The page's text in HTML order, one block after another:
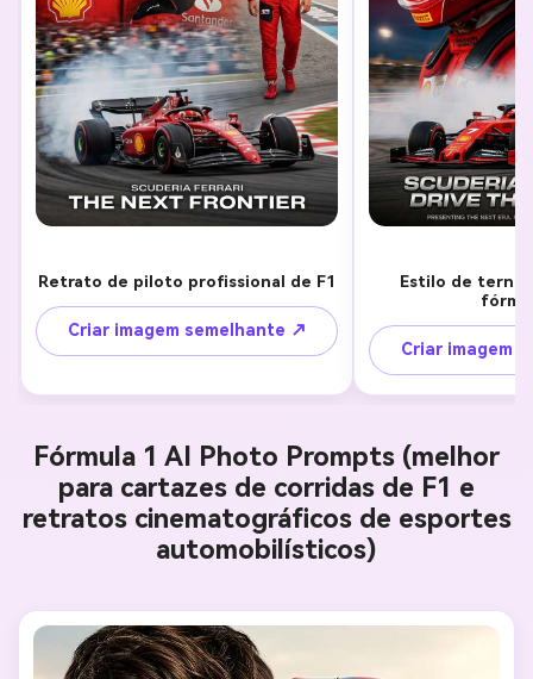
Retrato de piloto profissional de F1
Criar imagem semelhante ↗
Estilo de terno
Criar imagem
Fórmula 1 AI Photo Prompts (melhor
para cartazes de corridas de F1 e
retratos cinematográficos de esportes
automobilísticos)